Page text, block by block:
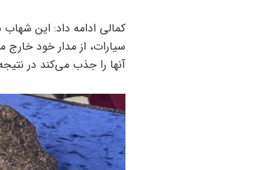
کمالی ادامه داد: این
سیارات، از مدار خود
آنها را جذب می‌کند در